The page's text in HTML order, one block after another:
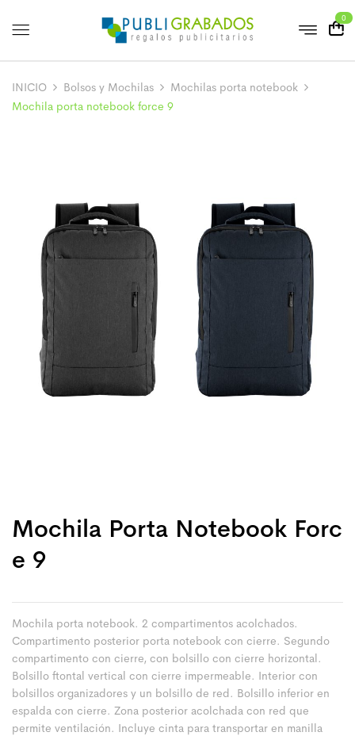
0
INICIO Bolsos y Mochilas
Mochilas porta notebook
Mochila porta notebook force 9
Mochila Porta Notebook Forc
E 9
Mochila porta notebook. 2 compartimentos acolchados.
Compartimento posterior porta notebook con cierre. Segundo
compartimento con cierre, con bolsillo con cierre horizontal.
Bolsillo ftontal vertical con cierre impermeable. Interior con
bolsillos organizadores y un bolsillo de red. Bolsillo inferior en
espalda con cierre. Zona posterior acolchada con red que
permite ventilación. Incluye cinta para transportar en manilla